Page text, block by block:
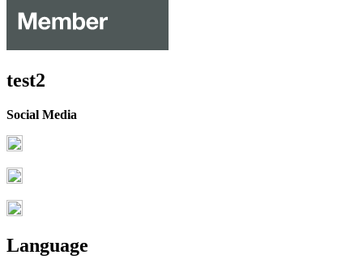
test2
Social Media
Language